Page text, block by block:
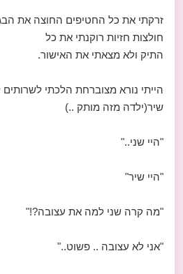
זרקתי את כל החטיפים החוצה את
חולצות חזיות רוקנתי את כל
התיק ולא מצאתי את האישור.
הייתי נורא מצוברחת הלכתי
שיר(ילדה מזה מותק ..)
"היי שני.."
"היי שיר"
"מה קרה שני למה את עצובה?!"
"אני לא עצובה .. פשוט.."